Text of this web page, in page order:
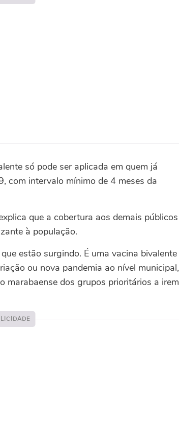
só pode ser aplicada em quem já
com intervalo mínimo de 4 meses da
que a cobertura aos demais públicos
à população.
estão surgindo. É uma vacina bivalente
ou nova pandemia ao nível municipal,
marabaense dos grupos prioritários a irem